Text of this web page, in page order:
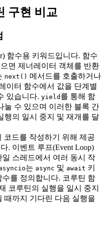
구현 비교
함수용 키워드입니다. 함수
면 제너레이터 객체를 반환
next() 메서드를 호출하거나
이터 함수에서 값을 단계별
있습니다. yield 를 통해 함
눌 수 있으며 이러한 블록 간
행의 일시 중지 및 재개를 달
코드를 작성하기 위해 제공
. 이벤트 루프(Event Loop)
스레드에서 여러 동시 작
는 async 및 await 키
를 정의합니다. 코루틴 함
코루틴의 실행을 일시 중지
때까지 기다린 다음 실행을